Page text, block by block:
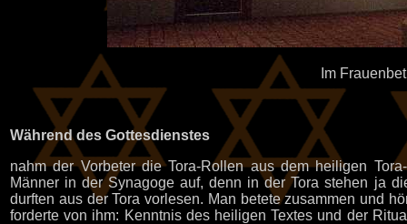
Im
Während des Gottesdienstes
nahm der Vorbeter die Tora-Rollen aus dem heiligen
Männer in der Synagoge auf, denn in der Tora stehen ja
durften aus der Tora vorlesen. Man betete zusammen und
forderte von ihm: Kenntnis des heiligen Textes und der